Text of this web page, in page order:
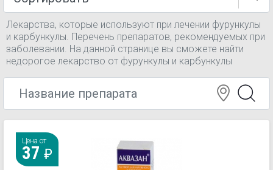
Лекарства, которые используют при лечении фурункулы
и карбункулы. Перечень препаратов, рекомендуемых при
заболевании. На данной странице вы сможете найти
недорогое лекарство от фурункулы и карбункулы
Цена от
37